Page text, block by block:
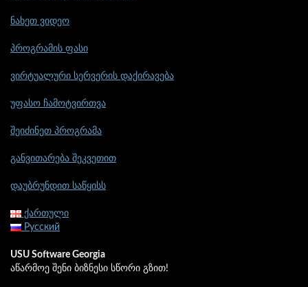
ნახეთ ვიდეო
პროგრამის ფასი
ვირტუალური სერვერის დაქირავება
უფასო ჩამოტვირთვა
შეიძინეთ პროგრამა
განვითარება შეკვეთით
დაუბრუნდით საწყისს
ქართული
Русский
USU Software Georgia
აწარმოე შენი ბიზნესი სწორი გზით!